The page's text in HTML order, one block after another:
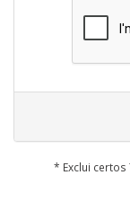
* Exclui